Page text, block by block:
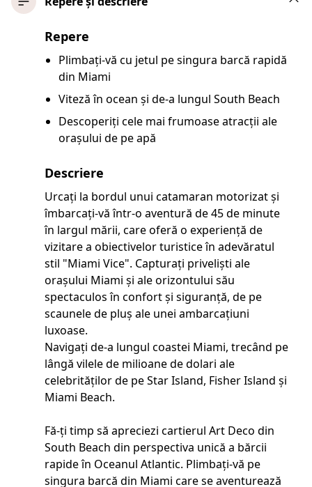
Repere
Plimbați-vă cu jetul pe singura barcă rapidă
din Miami
Viteză în ocean și de-a lungul South Beach
Descoperiți cele mai frumoase atracții ale
orașului de pe apă
Descriere
Urcați la bordul unui catamaran motorizat și
îmbarcați-vă într-o aventură de 45 de minute
în largul mării, care oferă o experiență de
vizitare a obiectivelor turistice în adevăratul
stil "Miami Vice". Capturați priveliști ale
orașului Miami și ale orizontului său
spectaculos în confort și siguranță, de pe
scaunele de pluș ale unei ambarcațiuni
luxoase.
Navigați de-a lungul coastei Miami, trecând pe
lângă vilele de milioane de dolari ale
celebrităților de pe Star Island, Fisher Island și
Miami Beach.
Fă-ți timp să apreciezi cartierul Art Deco din
South Beach din perspectiva unică a bărcii
rapide în Oceanul Atlantic. Plimbați-vă pe
singura barcă din Miami care se aventurează